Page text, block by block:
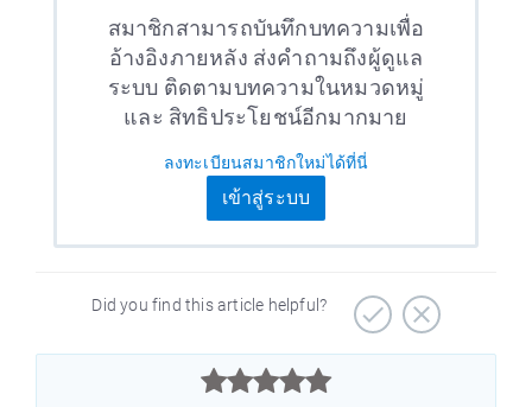
สมาชิกสามารถบันทึกบทความเพื่อ
อ้างอิงภายหลัง ส่งคำถามถึงผู้ดูแล
ระบบ ติดตามบทความในหมวดหมู่
และ สิทธิประโยชน์อีกมากมาย
ลงทะเบียนสมาชิกใหม่ได้ที่นี่
เข้าสู่ระบบ
Did you find this article helpful?


